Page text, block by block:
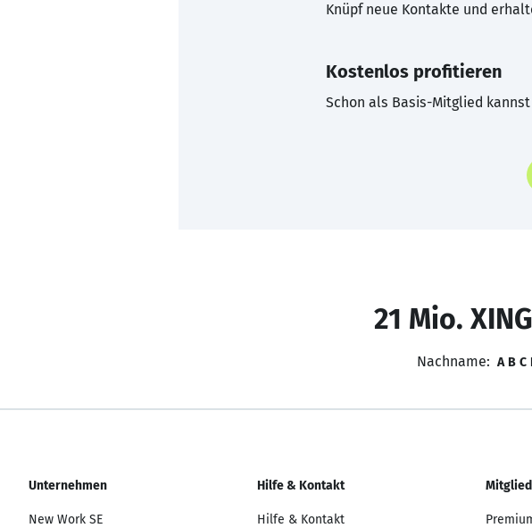
Knüpf neue Kontakte und
Kostenlos profitieren
Schon als Basis-Mitglied
21 Mio.
Nachname: A B C
Unternehmen
New Work SE
Hilfe & Kontakt
Hilfe & Kontakt